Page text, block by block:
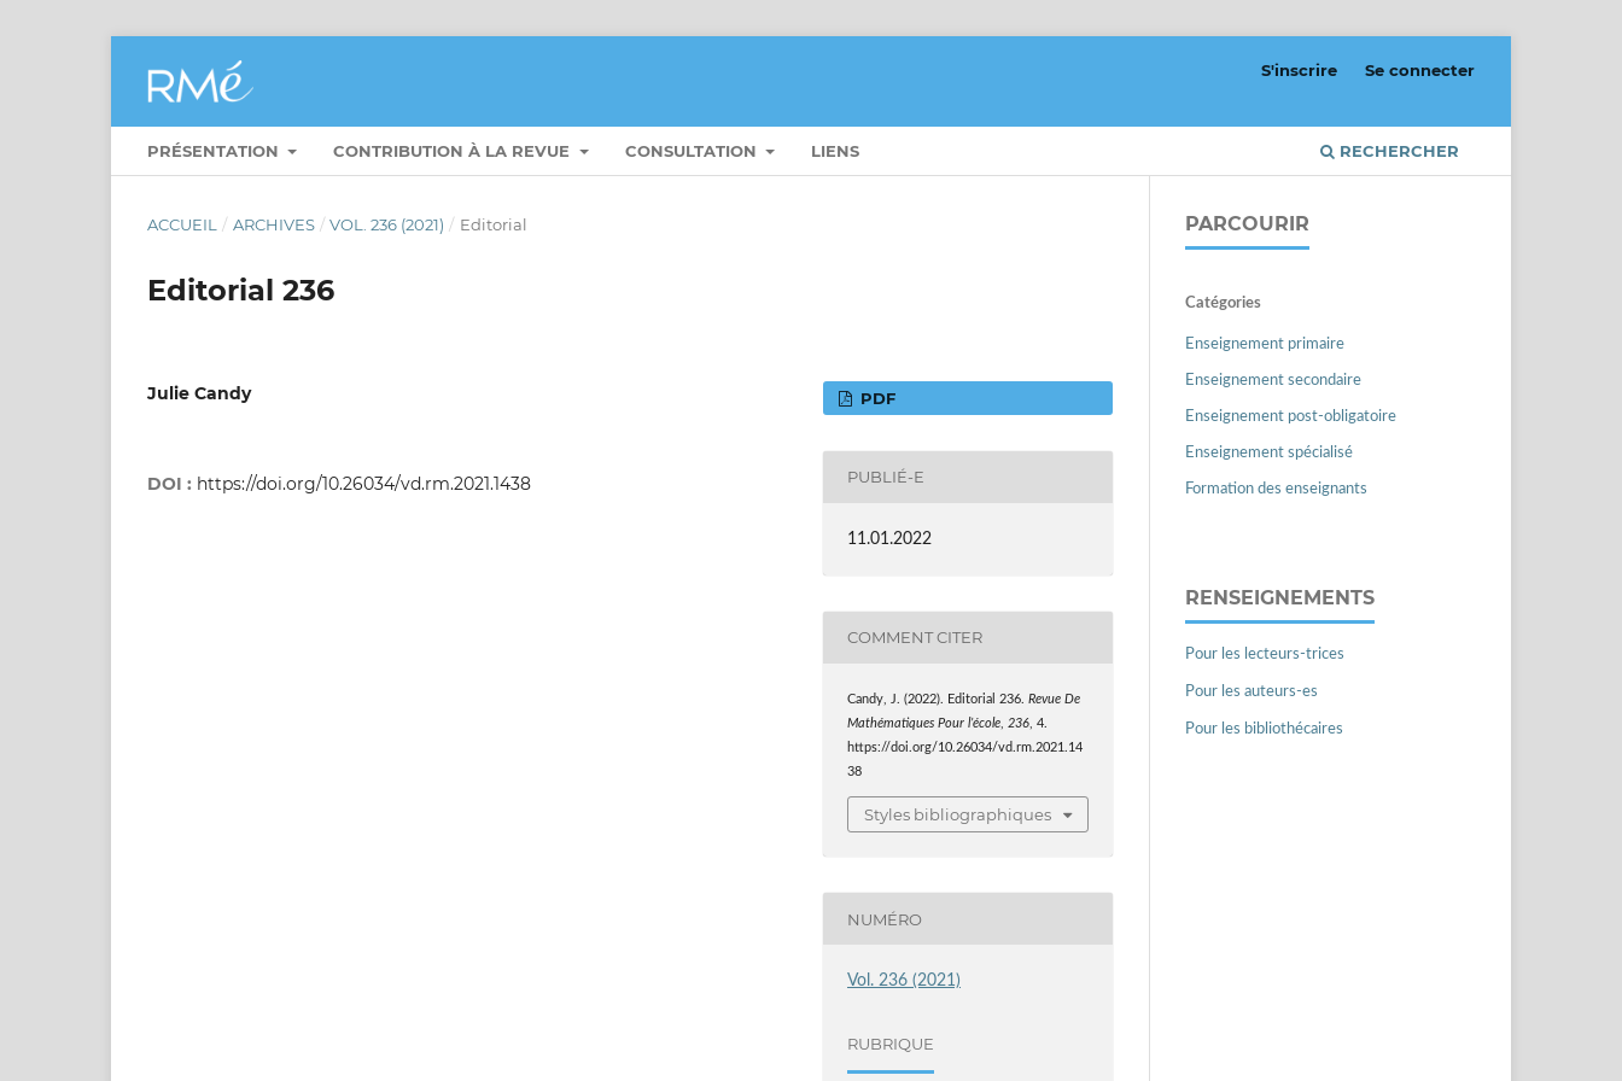
PRÉSENTATION CONTRIBUTION À LA REVUE CONSULTATION LIENS RECHERCHER
S'inscrire Se connecter
ACCUEIL / ARCHIVES / VOL. 236 (2021) / Editorial
Editorial 236
Julie Candy
DOI : https://doi.org/10.26034/vd.rm.2021.1438
PDF
PUBLIÉ-E
11.01.2022
COMMENT CITER
Candy, J. (2022). Editorial 236.Revue De
Mathématiques Pour l’école
236 , 4.
https://doi.org/10.26034/vd.rm.2021.14
38
Styles bibliographiques
NUMÉRO
Vol. 236 (2021)
RUBRIQUE
PARCOURIR
Catégories
Enseignement primaire
Enseignement secondaire
Enseignement post-obligatoire
Enseignement spécialisé
Formation des enseignants
RENSEIGNEMENTS
Pour les lecteurs-trices
Pour les auteurs-es
Pour les bibliothécaires